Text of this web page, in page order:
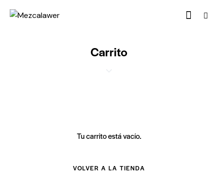
Carrito
Tu carrito está vacío.
VOLVER A LA TIENDA